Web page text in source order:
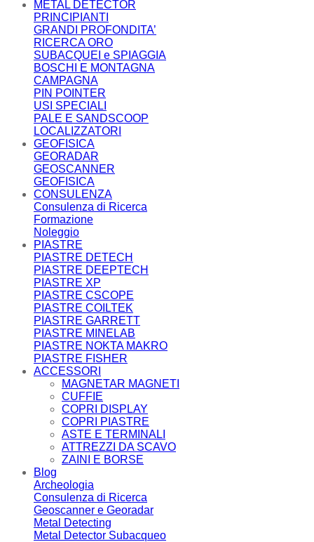
METAL DETECTOR
PRINCIPIANTI
GRANDI PROFONDITA’
RICERCA ORO
SUBACQUEI e SPIAGGIA
BOSCHI E MONTAGNA
CAMPAGNA
PIN POINTER
USI SPECIALI
PALE E SANDSCOOP
LOCALIZZATORI
GEOFISICA
GEORADAR
GEOSCANNER
GEOFISICA
CONSULENZA
Consulenza di Ricerca
Formazione
Noleggio
PIASTRE
PIASTRE DETECH
PIASTRE DEEPTECH
PIASTRE XP
PIASTRE CSCOPE
PIASTRE COILTEK
PIASTRE GARRETT
PIASTRE MINELAB
PIASTRE NOKTA MAKRO
PIASTRE FISHER
ACCESSORI
MAGNETAR MAGNETI
CUFFIE
COPRI DISPLAY
COPRI PIASTRE
ASTE E TERMINALI
ATTREZZI DA SCAVO
ZAINI E BORSE
Blog
Archeologia
Consulenza di Ricerca
Geoscanner e Georadar
Metal Detecting
Metal Detector Subacqueo